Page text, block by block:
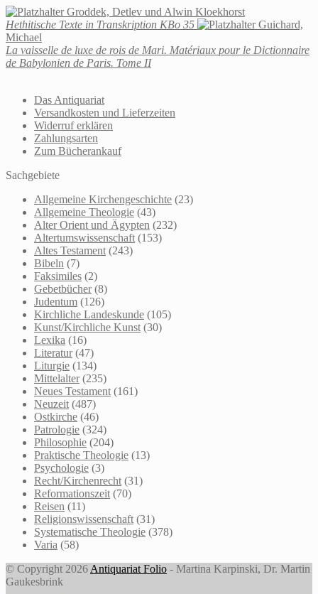
Groddek, Detlev und Alwin Kloekhorst
Hethitische Texte in Transkription KBo 35
Guichard,
Michael
La vaisselle de luxe de rois de Mari. Matériaux pour le Dictionnaire
de Babylonien de Paris. Tome II
Das Antiquariat
Versandkosten und Lieferzeiten
Widerruf erklären
Zahlungsarten
Zum Bücherankauf
Sachgebiete
Allgemeine Kirchengeschichte (23)
Allgemeine Theologie (43)
Alter Orient und Ägypten (232)
Altertumswissenschaft (153)
Altes Testament (243)
Bibeln (7)
Faksimiles (2)
Gebetbücher (8)
Judentum (126)
Kirchliche Landeskunde (105)
Kunst/Kirchliche Kunst (30)
Lexika (16)
Literatur (47)
Liturgie (134)
Mittelalter (235)
Neues Testament (161)
Neuzeit (487)
Ostkirche (46)
Patrologie (324)
Philosophie (204)
Praktische Theologie (13)
Psychologie (3)
Recht/Kirchenrecht (31)
Reformationszeit (70)
Reisen (11)
Religionswissenschaft (31)
Systematische Theologie (378)
Varia (58)
© Copyright 2026 Antiquariat Folio - Martina Karpinski, Dr. Martin
Gaukesbrink